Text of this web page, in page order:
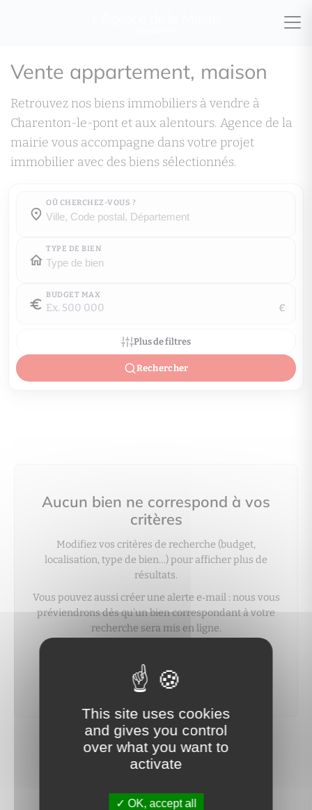
Vente appartement, maison
Retrouvez nos biens immobiliers à vendre à
Charenton-le-pont et aux alentours. Agence de la
mairie vous accompagne dans votre projet
immobilier avec des biens sélectionnés.
OÙ CHERCHEZ-VOUS ?
Où cherchez-vous ?
Où cherchez-vous ?
TYPE DE BIEN
BUDGET MAX
€
Plus de filtres
Rechercher
Aucun bien ne correspond à vos
critères
Modifiez vos critères de recherche (budget,
localisation, type de bien…) pour afficher plus de
résultats.
Vous pouvez aussi créer une alerte e‑mail : nous vous
préviendrons dès qu'un bien correspondant à votre
recherche sera mis en ligne.
créer une alerte
This site uses cookies
and gives you control
over what you want to
activate
OK, accept all